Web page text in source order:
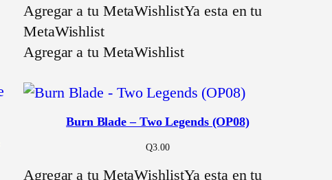
Agregar a tu MetaWishlistYa esta en tu
MetaWishlist
Agregar a tu MetaWishlist
Burn Blade – Two Legends (OP08)
Q3.00
Agregar a tu MetaWishlistYa esta en tu